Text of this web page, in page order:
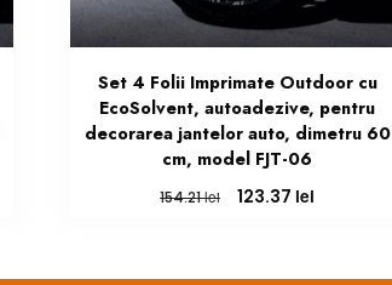
Set 4 Folii Imprimate Outdoor cu
EcoSolvent, autoadezive, pentru
decorarea jantelor auto, dimetru 60
cm, model FJT-06
154.21lei
Prețul
123.37 lei